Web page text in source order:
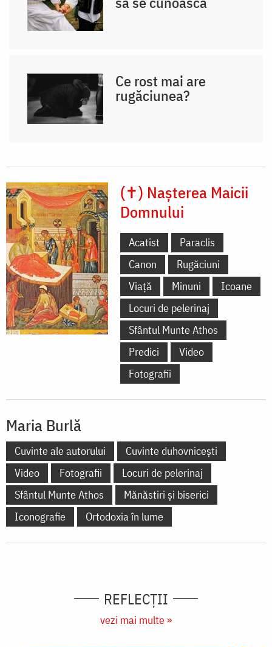
Ce rost mai are
rugăciunea?
(✝) Nașterea Maicii
Domnului
Acatist
Paraclis
Canon
Rugăciuni
Viață
Minuni
Icoane
Locuri de pelerinaj
Sfântul Munte Athos
Predici
Video
Fotografii
Maria Burlă
Cuvinte ale autorului
Cuvinte duhovnicești
Video
Fotografii
Locuri de pelerinaj
Sfântul Munte Athos
Mănăstiri și biserici
Iconografie
Ortodoxia în lume
REFLECȚII
vezi mai multe »